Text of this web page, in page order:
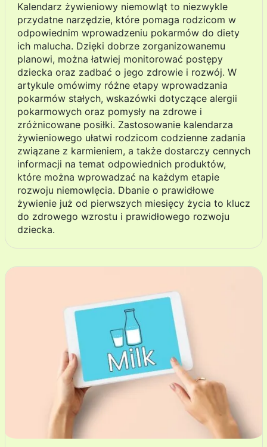
Kalendarz żywieniowy niemowląt to niezwykle
przydatne narzędzie, które pomaga rodzicom w
odpowiednim wprowadzeniu pokarmów do diety
ich malucha. Dzięki dobrze zorganizowanemu
planowi, można łatwiej monitorować postępy
dziecka oraz zadbać o jego zdrowie i rozwój. W
artykule omówimy różne etapy wprowadzania
pokarmów stałych, wskazówki dotyczące alergii
pokarmowych oraz pomysły na zdrowe i
zróżnicowane posiłki. Zastosowanie kalendarza
żywieniowego ułatwi rodzicom codzienne zadania
związane z karmieniem, a także dostarczy cennych
informacji na temat odpowiednich produktów,
które można wprowadzać na każdym etapie
rozwoju niemowlęcia. Dbanie o prawidłowe
żywienie już od pierwszych miesięcy życia to klucz
do zdrowego wzrostu i prawidłowego rozwoju
dziecka.